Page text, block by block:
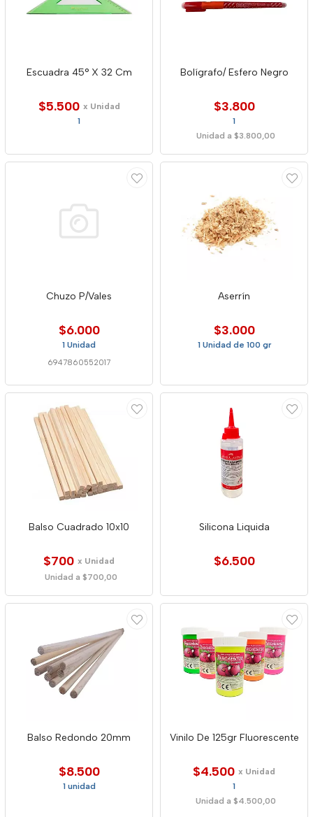
Escuadra 45° X 32 Cm
$5.500 x Unidad
1
Bolígrafo/ Esfero Negro
$3.800
1
Unidad a $3.800,00
Chuzo P/Vales
$6.000
1 Unidad
6947860552017
Aserrín
$3.000
1 Unidad de 100 gr
Balso Cuadrado 10x10
$700 x Unidad
Unidad a $700,00
Silicona Liquida
$6.500
Balso Redondo 20mm
$8.500
1 unidad
Vinilo De 125gr Fluorescente
$4.500 x Unidad
1
Unidad a $4.500,00